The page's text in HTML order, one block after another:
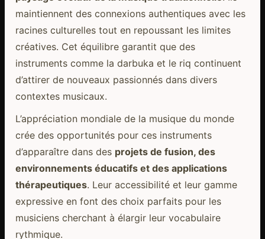
maintiennent des connexions authentiques avec les
racines culturelles tout en repoussant les limites
créatives. Cet équilibre garantit que des
instruments comme la darbuka et le riq continuent
d’attirer de nouveaux passionnés dans divers
contextes musicaux.
L’appréciation mondiale de la musique du monde
crée des opportunités pour ces instruments
d’apparaître dans des projets de fusion, des
environnements éducatifs et des applications
thérapeutiques. Leur accessibilité et leur gamme
expressive en font des choix parfaits pour les
musiciens cherchant à élargir leur vocabulaire
rythmique.